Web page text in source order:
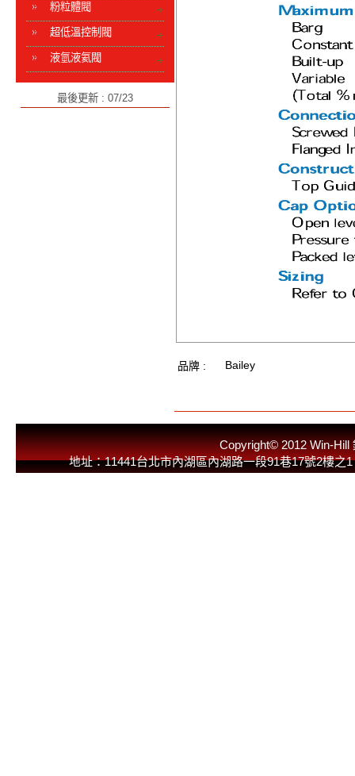
粉粒體閥
超低溫控制閥
液氫液氦閥
最後更新 : 07/23
品牌 : Bailey
Copyright© 2012 Win-
地址：11441台北市內湖區內湖路一段91巷17號2樓